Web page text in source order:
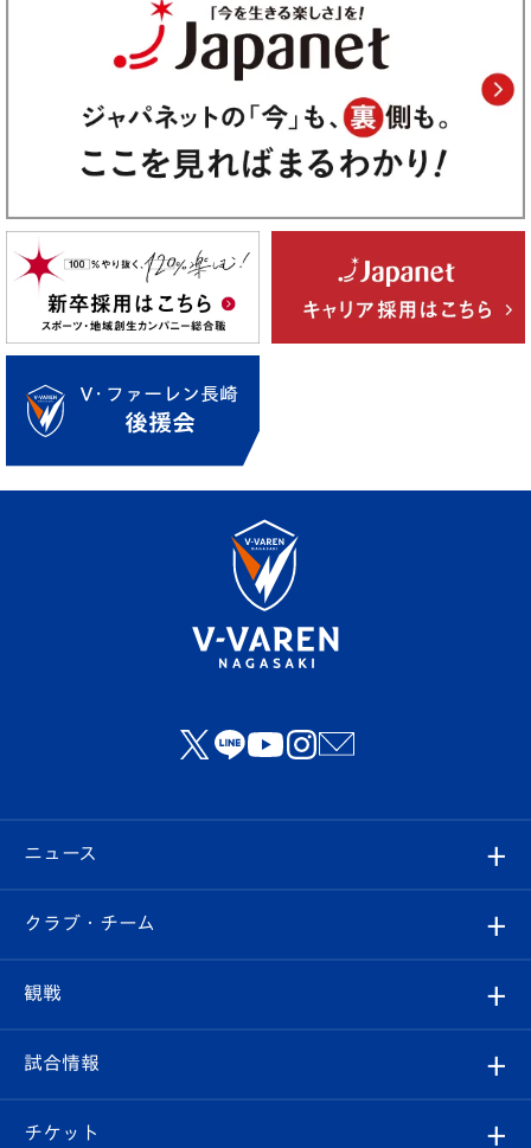
ニュース
すべて
クラブ
試合情報
クラブ・チーム
クラブ概要
観戦
観戦ルール
試合情報
試合日程/結果
チケット